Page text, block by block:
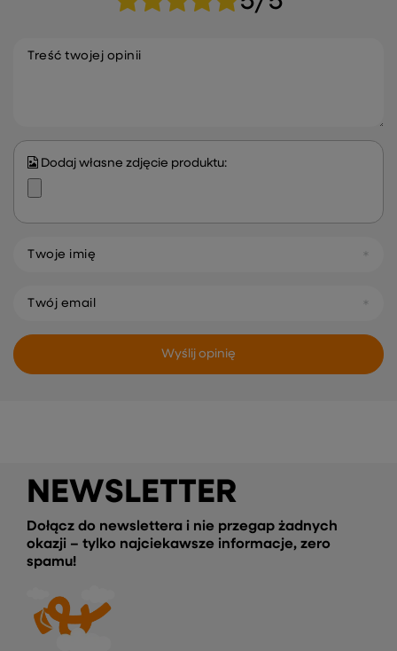
Treść twojej opinii
Dodaj własne zdjęcie produktu:
Twoje imię
Twój email
Wyślij opinię
NEWSLETTER
Dołącz do newslettera i nie przegap żadnych
okazji – tylko najciekawsze informacje, zero
spamu!